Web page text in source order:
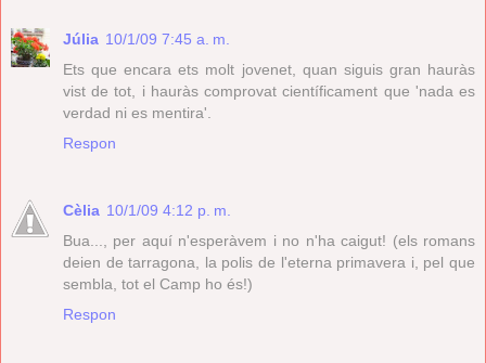
Júlia 10/1/09 7:45 a. m.
Ets que encara ets molt jovenet, quan siguis gran hauràs
vist de tot, i hauràs comprovat científicament que 'nada es
verdad ni es mentira'.
Respon
Cèlia 10/1/09 4:12 p. m.
Bua..., per aquí n'esperàvem i no n'ha caigut! (els romans
deien de tarragona, la polis de l'eterna primavera i, pel que
sembla, tot el Camp ho és!)
Respon